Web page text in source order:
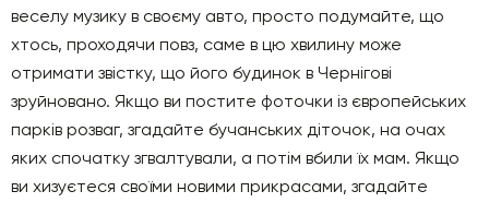
веселу музику в своєму авто, просто подумайте, що
хтось, проходячи повз, саме в цю хвилину може
отримати звістку, що його будинок в Чернігові
зруйновано. Якщо ви постите фоточки із європейських
парків розваг, згадайте бучанських діточок, на очах
яких спочатку згвалтували, а потім вбили їх мам. Якщо
ви хизуєтеся своїми новими прикрасами, згадайте